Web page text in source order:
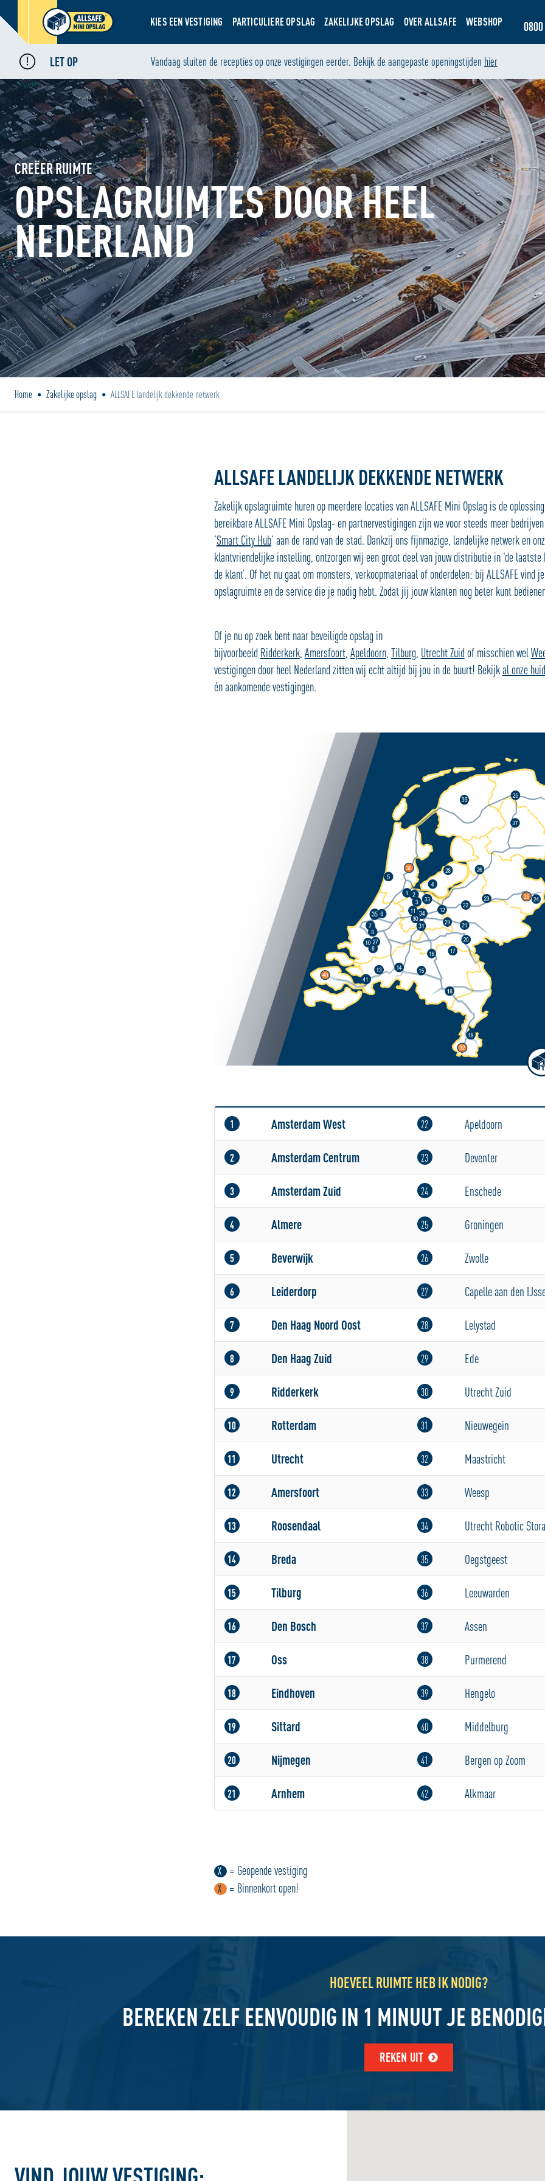
KIES EEN VESTIGING PARTICULIERE OPSLAG ZAKELIJKE OPSLAG OVER ALLSAFE WEBSHOP
LET OP Vandaag sluiten de recepties op onze vestigingen eerder. Bekijk de aangepaste openingstijden hier
Home • Zakelijke opslag • ALLSAFE landelijk dekkende netwerk
CREËER RUIMTE
OPSLAGRUIMTES DOOR HEEL
NEDERLAND
Jouw
ALLSAFE LANDELIJK DEKKENDE NETWERK
Zakelijk opslagruimte huren op meerdere locaties van ALLSAFE Mini Opslag is de
bereikbare ALLSAFE Mini Opslag- en partnervestigingen zijn we voor steeds meer
‘Smart City Hub‘ aan de rand van de stad. Dankzij ons fijnmazige, landelijke netwerk en
klantvriendelijke instelling, ontzorgen wij een groot deel van jouw distributie in ‘de
de klant’. Of het nu gaat om monsters, verkoopmateriaal of onderdelen: bij ALLSAFE vind
opslagruimte en de service die je nodig hebt. Zodat jij jouw klanten nog beter kunt
Of je nu op zoek bent naar beveiligde opslag in
bijvoorbeeld Ridderkerk, Amersfoort, Apeldoorn, Tilburg, Utrecht Zuid of misschien wel
vestigingen door heel Nederland zitten wij echt altijd bij jou in de buurt! Bekijkal onze
én aankomende vestigingen.
1 Amsterdam West 22 Apeldoorn
2 Amsterdam Centrum 23 Deventer
3 Amsterdam Zuid 24 Enschede
4 Almere 25 Groningen
5 Beverwijk 26 Zwolle
6 Leiderdorp 27 Capelle aan den
7 Den Haag Noord Oost 28 Lelystad
8 Den Haag Zuid 29 Ede
9 Ridderkerk 30 Utrecht Zuid
10 Rotterdam 31 Nieuwegein
11 Utrecht 32 Maastricht
12 Amersfoort 33 Weesp
13 Roosendaal 34 Utrecht Robotic
14 Breda 35 Oegstgeest
15 Tilburg 36 Leeuwarden
16 Den Bosch 37 Assen
17 Oss 38 Purmerend
18 Eindhoven 39 Hengelo
19 Sittard 40 Middelburg
20 Nijmegen 41 Bergen op Zoom
21 Arnhem 42 Alkmaar
X= Geopende vestiging
X= Binnenkort open!
HOEVEEL RUIMTE HEB IK NODIG?
BEREKEN ZELF EENVOUDIG IN 1 MINUUT JE
REKEN UIT